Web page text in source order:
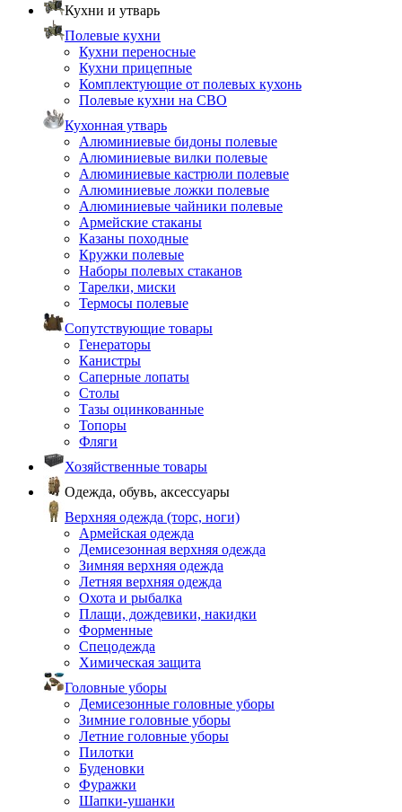
Кухни и утварь
Полевые кухни
Кухни переносные
Кухни прицепные
Комплектующие от полевых кухонь
Полевые кухни на СВО
Кухонная утварь
Алюминиевые бидоны полевые
Алюминиевые вилки полевые
Алюминиевые кастрюли полевые
Алюминиевые ложки полевые
Алюминиевые чайники полевые
Армейские стаканы
Казаны походные
Кружки полевые
Наборы полевых стаканов
Тарелки, миски
Термосы полевые
Сопутствующие товары
Генераторы
Канистры
Саперные лопаты
Столы
Тазы оцинкованные
Топоры
Фляги
Хозяйственные товары
Одежда, обувь, аксессуары
Верхняя одежда (торс, ноги)
Армейская одежда
Демисезонная верхняя одежда
Зимняя верхняя одежда
Летняя верхняя одежда
Охота и рыбалка
Плащи, дождевики, накидки
Форменные
Спецодежда
Химическая защита
Головные уборы
Демисезонные головные уборы
Зимние головные уборы
Летние головные уборы
Пилотки
Буденовки
Фуражки
Шапки-ушанки